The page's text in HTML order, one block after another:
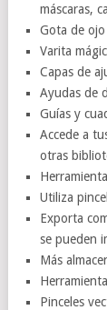
máscaras,
Gota de
Varita
Capas de
Ayudas de
Guías y
Accede a
otras
Utiliza
Exporta
se pueden
Más
Pinceles